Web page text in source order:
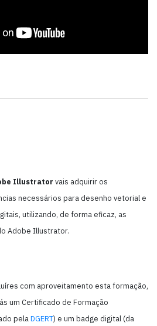
Illustrator vais adquirir os
necessários para desenho vetorial e
utilizando, de forma eficaz, as
Adobe Illustrator.
com aproveitamento esta formação,
um Certificado de Formação
pela DGERT) e um badge digital (da